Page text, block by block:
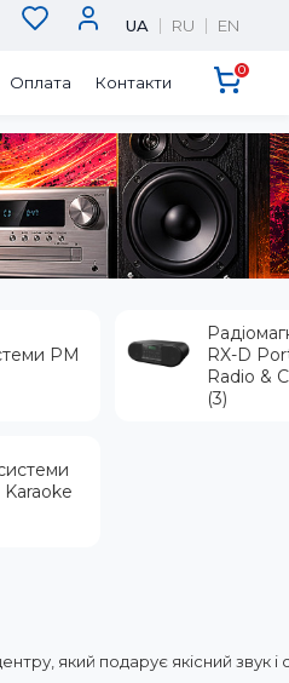
UA RU EN
Оплата Контакти
0
PM
RX-D
Radio &
(3)
який подарує якісний звук і